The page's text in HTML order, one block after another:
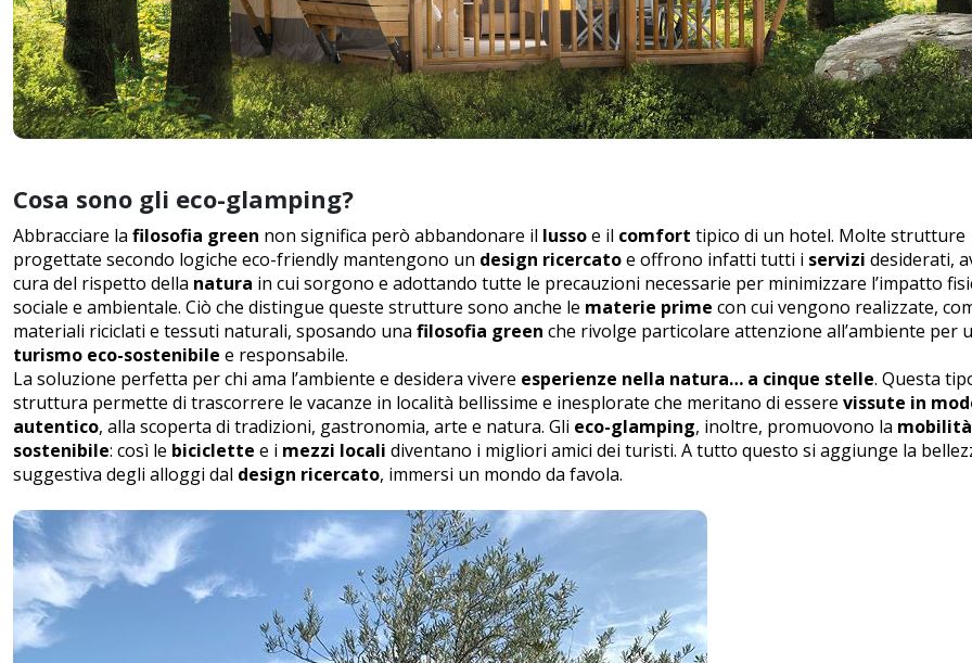
Cosa sono gli eco-glamping?
Abbracciare la filosofia green non significa però abbandonare il lussoe il comfort tipico di un hotel. Molte strutture
progettate secondo logiche eco-friendly mantengono un design ricercatoe offrono infatti tutti i servizi desiderati,
cura del rispetto della natura in cui sorgono e adottando tutte le precauzioni necessarie per minimizzare l’impatto
sociale e ambientale. Ciò che distingue queste strutture sono anche le materie prime con cui vengono realizzate,
materiali riciclati e tessuti naturali, sposando una filosofia green che rivolge particolare attenzione all’ambiente per
turismo eco-sostenibile e responsabile.
La soluzione perfetta per chi ama l’ambiente e desidera vivere esperienze nella natura… a cinque stelle. Questa
struttura permette di trascorrere le vacanze in località bellissime e inesplorate che meritano di essere vissute in
autentico, alla scoperta di tradizioni, gastronomia, arte e natura. Gli eco-glamping, inoltre, promuovono la mobilità
sostenibile: così le biciclette e i mezzi locali diventano i migliori amici dei turisti. A tutto questo si aggiunge la
suggestiva degli alloggi dal design ricercato, immersi un mondo da favola.